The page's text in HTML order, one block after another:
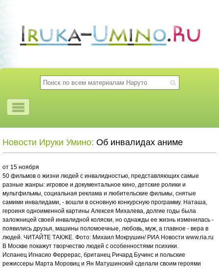
Новости Ируки Умино: Об инвалидах аниме
от 15 ноября
50 фильмов о жизни людей с инвалидностью, представляющих самые
разные жанры: игровое и документальное кино, детские ролики и
мультфильмы, социальная реклама и любительские фильмы, снятые
самими инвалидами, - вошли в основную конкурсную программу. Наташа,
героиня одноименной картины Алексея Михалева, долгие годы была
заложницей своей инвалидной коляски, но однажды ее жизнь изменилась -
появились друзья, машины поломоечные, любовь, муж, а главное - вера в
людей. ЧИТАЙТЕ ТАКЖЕ. Фото: Михаил Мокрушин/ РИА Новости www.ria.ru
В Москве покажут творчество людей с особенностями психики.
Испанец Игнасио Феррерас, британец Ричард Бучинс и польские
режиссеры Марта Моровиц и Ян Матушинский сделали своим героями